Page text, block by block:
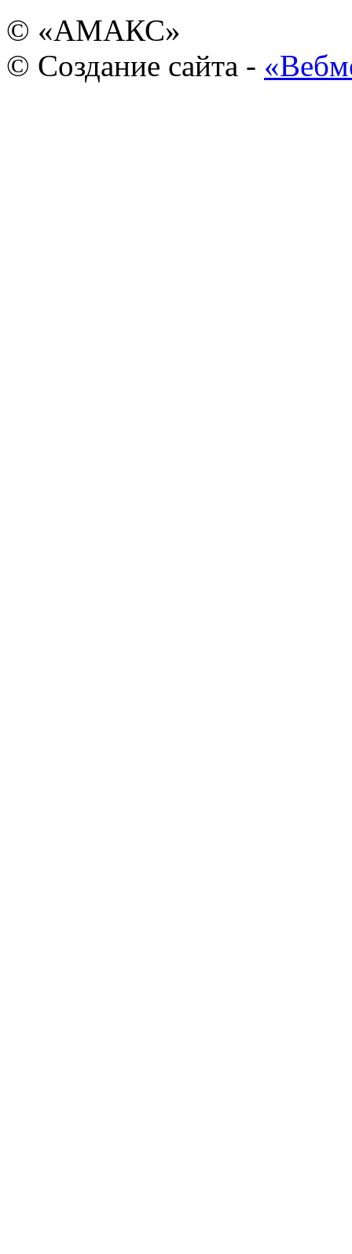
© «АМАКС»
© Создание сайта -